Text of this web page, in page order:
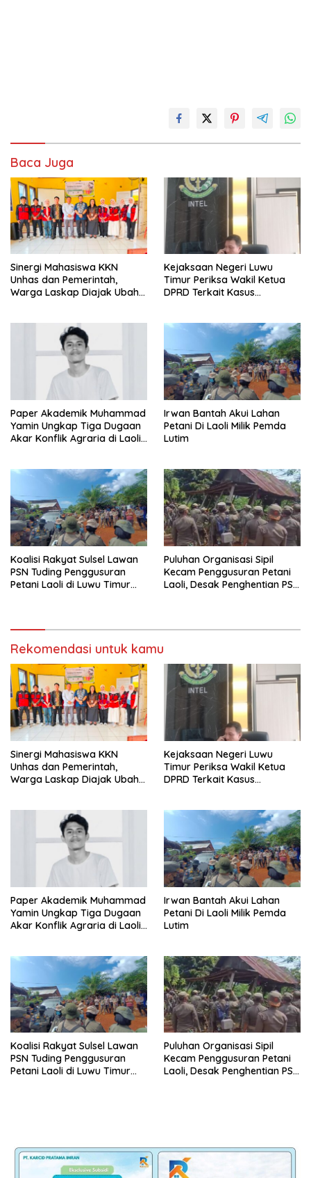
Baca Juga
Sinergi Mahasiswa KKN
Unhas dan Pemerintah,
Warga Laskap Diajak Ubah
Kejaksaan Negeri Luwu
Timur Periksa Wakil Ketua
DPRD Terkait Kasus
Paper Akademik Muhammad
Yamin Ungkap Tiga Dugaan
Akar Konflik Agraria di Laoli
Irwan Bantah Akui Lahan
Petani Di Laoli Milik Pemda
Lutim
Koalisi Rakyat Sulsel Lawan
PSN Tuding Penggusuran
Petani Laoli di Luwu Timur
Puluhan Organisasi Sipil
Kecam Penggusuran Petani
Laoli, Desak Penghentian PSN
Rekomendasi untuk kamu
Sinergi Mahasiswa KKN
Unhas dan Pemerintah,
Warga Laskap Diajak Ubah
Kejaksaan Negeri Luwu
Timur Periksa Wakil Ketua
DPRD Terkait Kasus
Paper Akademik Muhammad
Yamin Ungkap Tiga Dugaan
Akar Konflik Agraria di Laoli
Irwan Bantah Akui Lahan
Petani Di Laoli Milik Pemda
Lutim
Koalisi Rakyat Sulsel Lawan
PSN Tuding Penggusuran
Petani Laoli di Luwu Timur
Puluhan Organisasi Sipil
Kecam Penggusuran Petani
Laoli, Desak Penghentian PSN